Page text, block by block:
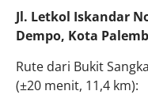
Jl. Letkol Iskandar
Dempo, Kota
Rute dari Bukit
(±20 menit, 11,4 km):